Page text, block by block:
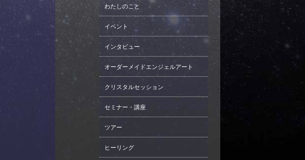
わたしのこと
イベント
インタビュー
オーダーメイドエンジェルアート
クリスタルセッション
セミナー・講座
ツアー
ヒーリング